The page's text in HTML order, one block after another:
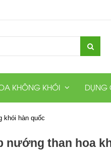
KHÔNG KHÓI DỤNG
khói hàn quốc
nướng than hoa